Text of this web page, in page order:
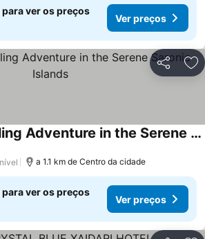
ver os preços
Ver preços
Partilhar
Sun-Kissed Sailing Adventure in the Serene Saronic Islands
a 1.1 km de Centro da cidade
ver os preços
Ver preços